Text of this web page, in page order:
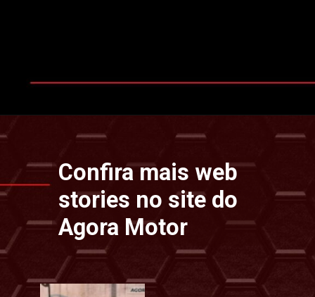
Openinghttps://www.motoragora.com.br/mini-cooper-2024/
Confira mais web
stories no site do
Agora Motor